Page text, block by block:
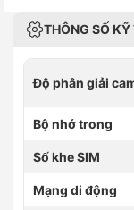
THÔNG SỐ KỸ
Độ phân giải
Bộ nhớ trong
Số khe SIM
Mạng di động